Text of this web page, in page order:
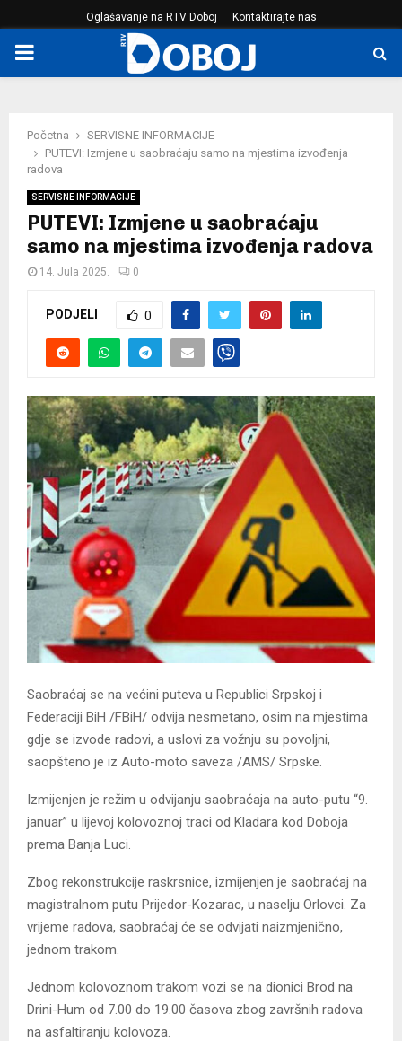
Oglašavanje na RTV Doboj Kontaktirajte nas
PRIMARY
Početna
SERVISNE INFORMACIJE
PUTEVI: Izmjene u saobraćaju samo na mjestima izvođenja
radova
SERVISNE INFORMACIJE
PUTEVI: Izmjene u saobraćaju
samo na mjestima izvođenja radova
14. Jula 2025. 0
PODJELI 0
Saobraćaj se na većini puteva u Republici Srpskoj i
Federaciji BiH /FBiH/ odvija nesmetano, osim na mjestima
gdje se izvode radovi, a uslovi za vožnju su povoljni,
saopšteno je iz Auto-moto saveza /AMS/ Srpske.
Izmijenjen je režim u odvijanju saobraćaja na auto-putu “9.
januar” u lijevoj kolovoznoj traci od Kladara kod Doboja
prema Banja Luci.
Zbog rekonstrukcije raskrsnice, izmijenjen je saobraćaj na
magistralnom putu Prijedor-Kozarac, u naselju Orlovci. Za
vrijeme radova, saobraćaj će se odvijati naizmjenično,
jednom trakom.
Jednom kolovoznom trakom vozi se na dionici Brod na
Drini-Hum od 7.00 do 19.00 časova zbog završnih radova
na asfaltiranju kolovoza.